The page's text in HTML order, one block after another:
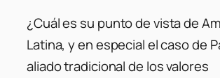
¿Cuál es su punto de vista de
Latina, y en especial el caso de
aliado tradicional de los valores